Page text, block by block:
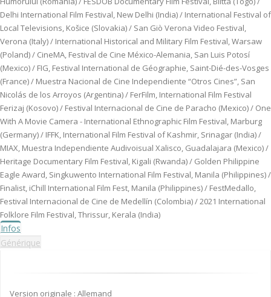
Delhi International Film Festival, New Delhi (India) / International Festival of
Local Televisions, Košice (Slovakia) / San Giò Verona Video Festival,
Verona (Italy) / International Historical and Military Film Festival, Warsaw
(Poland) / CineMA, Festival de Cine México-Alemania, San Luis Potosí
(Mexico) / FIG, Festival International de Géographie, Saint-Dié-des-Vosges
(France) / Muestra Nacional de Cine Independiente “Otros Cines”, San
Nicolás de los Arroyos (Argentina) / FerFilm, International Film Festival
Ferizaj (Kosovo) / Festival Internacional de Cine de Paracho (Mexico) / One
With A Movie Camera - International Ethnographic Film Festival, Marburg
(Germany) / IFFK, International Film Festival of Kashmir, Srinagar (India) /
MIAX, Muestra Independiente Audivoisual Xalisco, Guadalajara (Mexico) /
Heritage Documentary Film Festival, Kigali (Rwanda) / Golden Philippine
Eagle Award, Singkuwento International Film Festival, Manila (Philippines) /
Finalist, iChill International Film Fest, Manila (Philippines) / FestMedallo,
Festival Internacional de Cine de Medellín (Colombia) / 2021 International
Folklore Film Festival, Thrissur, Kerala (India)
Infos
Générique
Version originale : Allemand